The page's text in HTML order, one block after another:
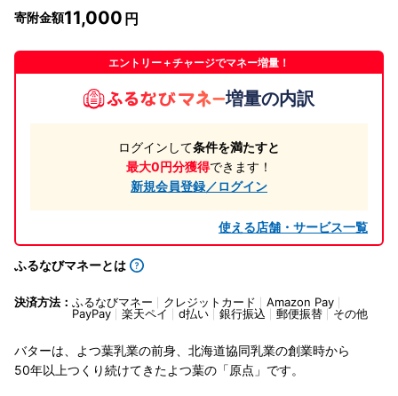
寄附金額11,000
エントリー＋チャージでマネー増量！
増量の内訳
ログインして条件を満たすと
最大0円分獲得できます！
新規会員登録／ログイン
使える店舗・サービス一覧
ふるなびマネーとは
決済方法： ふるなびマネー クレジットカード
Amazon Pay
PayPay
楽天ペイ d払い 銀行振込 郵便振替 その他
バターは、よつ葉乳業の前身、北海道協同乳業の創業時から
50年以上つくり続けてきたよつ葉の「原点」です。